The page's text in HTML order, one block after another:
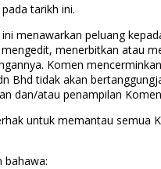
tarikh ini.
menawarkan peluang
menerbitkan atau
Komen
Bhd tidak akan
dan/atau penampilan
untuk memantau
bahawa: